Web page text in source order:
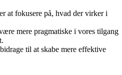
at fokusere på, hvad der virker i
mere pragmatiske i vores tilgang
til at skabe mere effektive